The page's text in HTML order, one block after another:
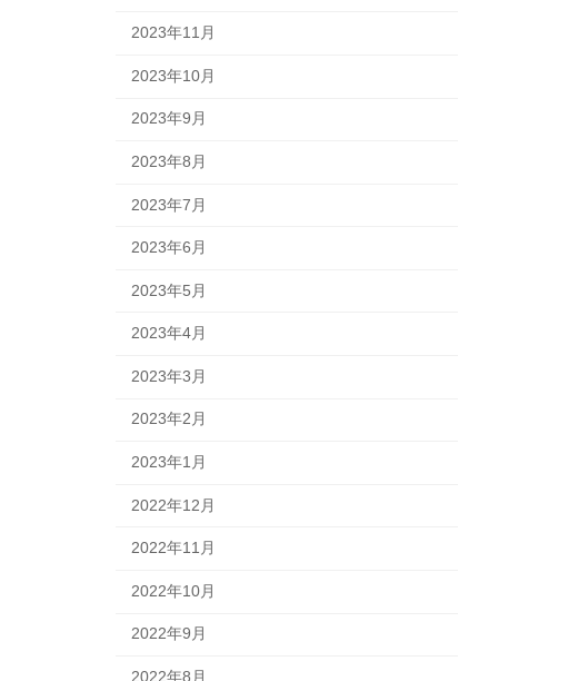
2023年11月
2023年10月
2023年9月
2023年8月
2023年7月
2023年6月
2023年5月
2023年4月
2023年3月
2023年2月
2023年1月
2022年12月
2022年11月
2022年10月
2022年9月
2022年8月